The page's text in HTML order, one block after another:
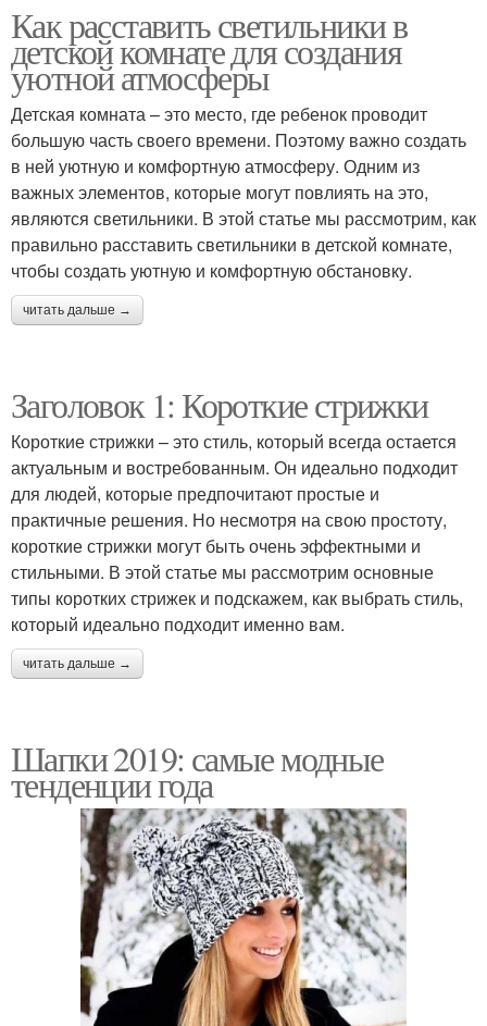
Как расставить светильники в
детской комнате для создания
уютной атмосферы
Детская комната – это место, где ребенок проводит
большую часть своего времени. Поэтому важно создать
в ней уютную и комфортную атмосферу. Одним из
важных элементов, которые могут повлиять на это,
являются светильники. В этой статье мы рассмотрим, как
правильно расставить светильники в детской комнате,
чтобы создать уютную и комфортную обстановку.
читать дальше →
Заголовок 1: Короткие стрижки
Короткие стрижки – это стиль, который всегда остается
актуальным и востребованным. Он идеально подходит
для людей, которые предпочитают простые и
практичные решения. Но несмотря на свою простоту,
короткие стрижки могут быть очень эффектными и
стильными. В этой статье мы рассмотрим основные
типы коротких стрижек и подскажем, как выбрать стиль,
который идеально подходит именно вам.
читать дальше →
Шапки 2019: самые модные
тенденции года